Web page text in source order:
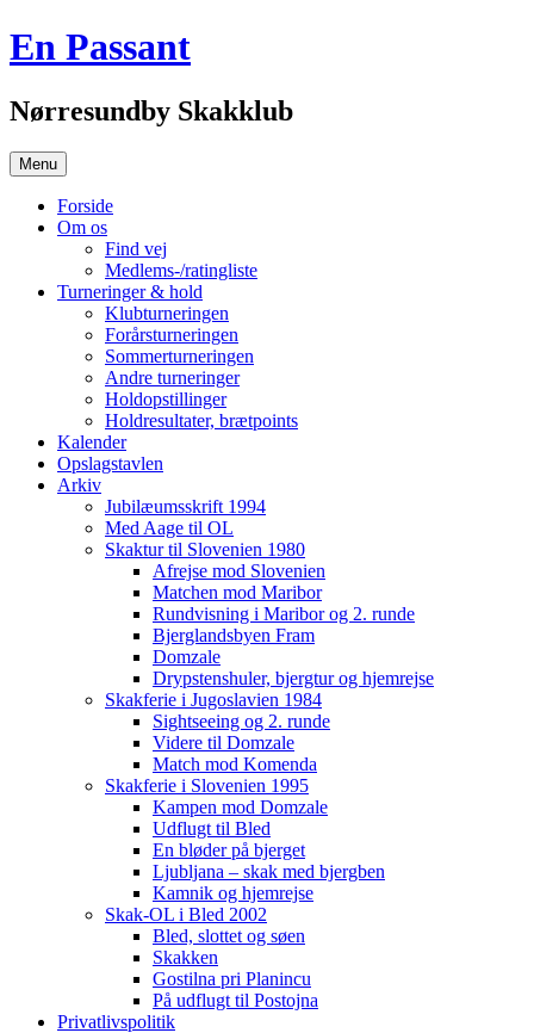
Hop
til
En Passant
Nørresundby Skakklub
Menu
Forside
Om os
Find vej
Medlems-/ratingliste
Turneringer & hold
Klubturneringen
Forårsturneringen
Sommerturneringen
Andre turneringer
Holdopstillinger
Holdresultater, brætpoints
Kalender
Opslagstavlen
Arkiv
Jubilæumsskrift 1994
Med Aage til OL
Skaktur til Slovenien 1980
Afrejse mod Slovenien
Matchen mod Maribor
Rundvisning i Maribor og 2. runde
Bjerglandsbyen Fram
Domzale
Drypstenshuler, bjergtur og hjemrejse
Skakferie i Jugoslavien 1984
Sightseeing og 2. runde
Videre til Domzale
Match mod Komenda
Skakferie i Slovenien 1995
Kampen mod Domzale
Udflugt til Bled
En bløder på bjerget
Ljubljana – skak med bjergben
Kamnik og hjemrejse
Skak-OL i Bled 2002
Bled, slottet og søen
Skakken
Gostilna pri Planincu
På udflugt til Postojna
Privatlivspolitik